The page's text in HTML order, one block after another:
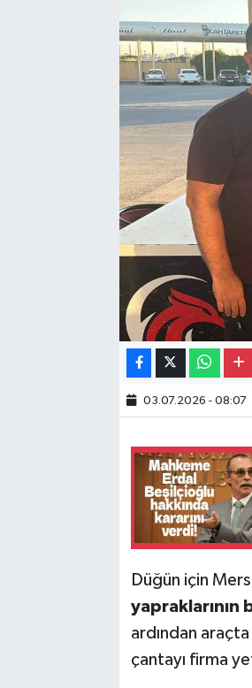
03.07.2026 - 08:07
Düğün için
yapraklarının
ardından
çantayı firma
Gayrimenkul